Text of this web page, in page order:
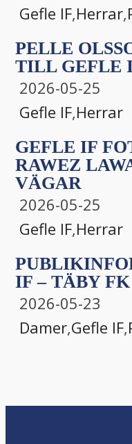
Gefle IF,Herrar,
PELLE
TILL GEFLE
2026-05-25
Gefle IF,Herrar
GEFLE IF
RAWEZ
VÄGAR
2026-05-25
Gefle IF,Herrar
IF – TÄBY FK
2026-05-23
Damer,Gefle IF,